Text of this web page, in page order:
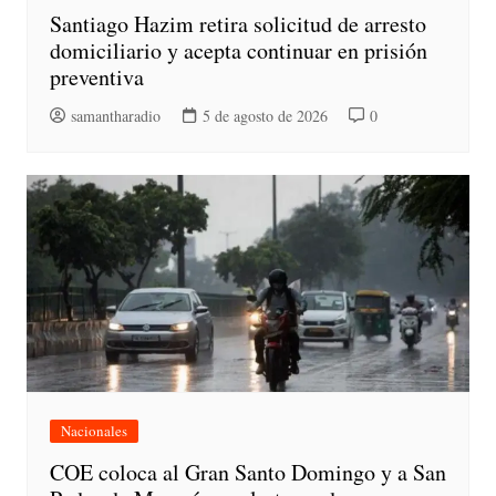
Santiago Hazim retira solicitud de arresto
domiciliario y acepta continuar en prisión
preventiva
samantharadio 5 de agosto de 2026 0
Nacionales
COE coloca al Gran Santo Domingo y a San